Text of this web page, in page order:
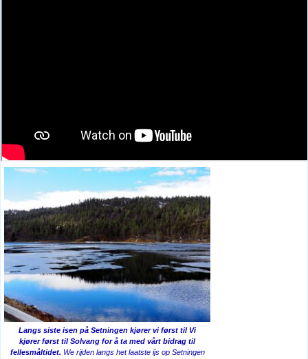
Langs siste isen på Setningen kjører vi først til Vi
kjører først til Solvang for å ta med vårt bidrag til
fellesmåltidet. We rijden langs het laatste ijs op Setningen